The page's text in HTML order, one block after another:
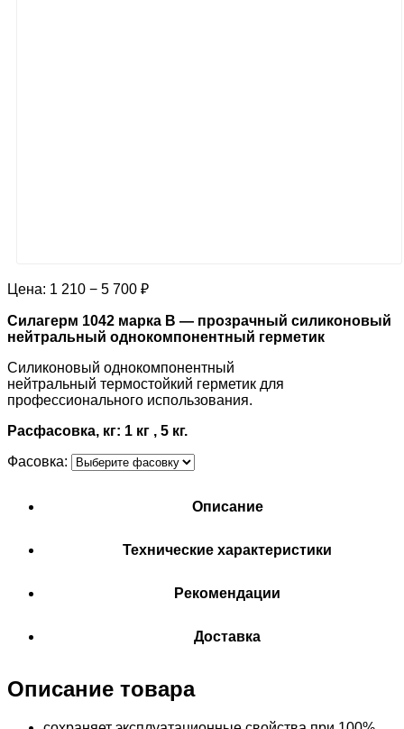
Цена: 1 210 − 5 700 ₽
Силагерм 1042 марка В — прозрачный силиконовый
нейтральный однокомпонентный герметик
Силиконовый однокомпонентный
нейтральный термостойкий герметик для
профессионального использования.
Расфасовка, кг: 1 кг , 5 кг.
Фасовка:
Описание
Технические характеристики
Рекомендации
Доставка
Описание товара